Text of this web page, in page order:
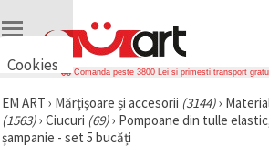
Cookies
vrem să vă
oferim
câteva
cookie -uri.
Comanda peste 3800 Lei si primesti transport
EM ART › Mărţişoare și accesorii (3144)›
(1563)› Ciucuri (69)› Pompoane din tulle
șampanie - set 5 bucăți